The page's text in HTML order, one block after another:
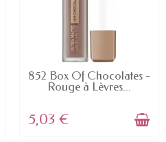
EN STOCK
852 Box Of Chocolates -
Rouge à Lèvres...
5,03 €